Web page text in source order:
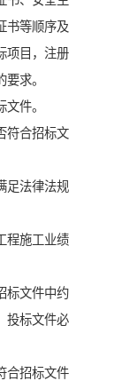
书等顺序及
项目，注册
求。
件。
符合招标文
足法律法规
程施工业绩
标文件中约
投标文件必
合招标文件